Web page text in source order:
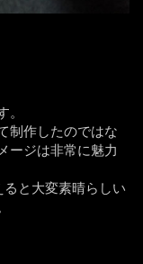
。
制作したのではな
ージは非常に魅力
と大変素晴らしい